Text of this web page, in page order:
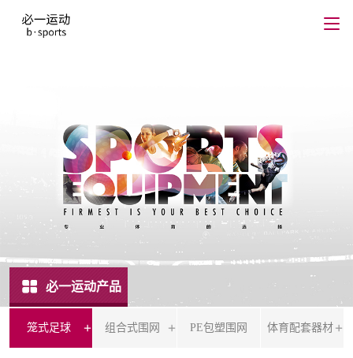
必一运动产品
笼式足球 组合式围网 PE包塑围网 体育配套器材